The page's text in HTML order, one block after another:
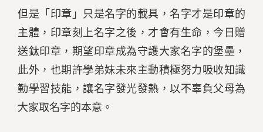
但是「印章」只是名字的載具，名字才是印章的
主體，印章刻上名字之後，才會有生命，今日贈
送鈦印章，期望印章成為守護大家名字的堡壘，
此外，也期許學弟妹未來主動積極努力吸收知識
勤學習技能，讓名字發光發熱，以不辜負父母為
大家取名字的本意。